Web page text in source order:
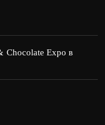
Chocolate Expo в